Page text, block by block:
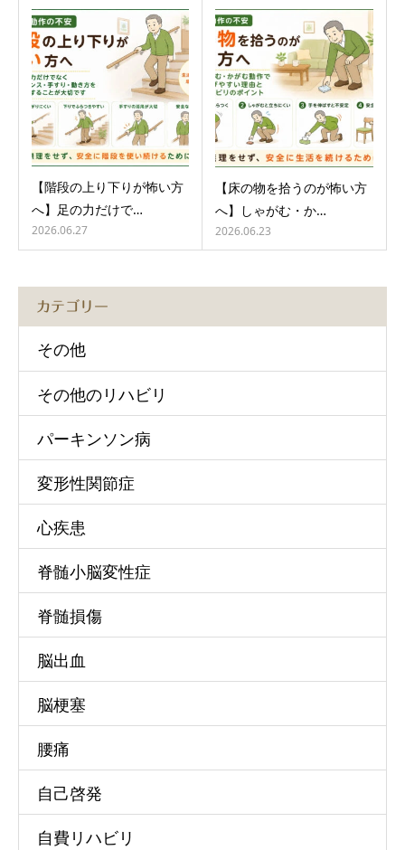
【階段の上り下りが怖い方
へ】足の力だけで…
2026.06.27
【床の物を拾うのが怖い方
へ】しゃがむ・か…
2026.06.23
カテゴリー
その他
その他のリハビリ
パーキンソン病
変形性関節症
心疾患
脊髄小脳変性症
脊髄損傷
脳出血
脳梗塞
腰痛
自己啓発
自費リハビリ